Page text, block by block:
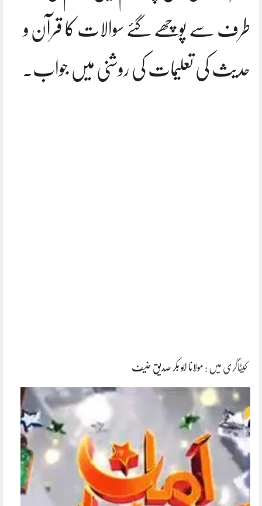
طرف سے پوچھے گئے سوالات کا قرآن و
حدیث کی تعلیمات کی روشنی میں جواب۔
کیٹاگری میں : مولانا ابو بکر صدیق حنیف